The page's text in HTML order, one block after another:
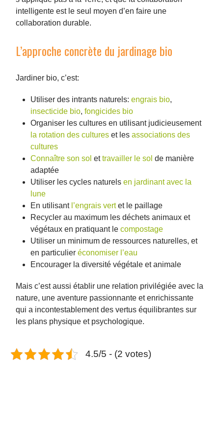
intelligente est le seul moyen d’en faire une
collaboration durable.
L’approche concrète du jardinage bio
Jardiner bio, c’est:
Utiliser des intrants naturels:engrais bio,
insecticide bio,fongicides bio
Organiser les cultures en utilisant judicieusement
la rotation des cultures et lesassociations des
cultures
Connaître son sol ettravailler le sol de manière
adaptée
Utiliser les cycles naturelsen jardinant avec la
lune
En utilisant l’engrais vertet le paillage
Recycler au maximum les déchets animaux et
végétaux en pratiquant lecompostage
Utiliser un minimum de ressources naturelles, et
en particulieréconomiser l’eau
Encourager la diversité végétale et animale
Mais c’est aussi établir une relation privilégiée avec la
nature, une aventure passionnante et enrichissante
qui a incontestablement des vertus équilibrantes sur
les plans physique et psychologique.
4.5/5 - (2 votes)